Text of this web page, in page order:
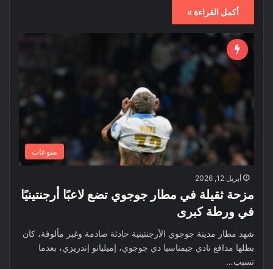
أكمل القراءة »
منوعات
أبريل 12, 2026
مزحة ثقيلة في مطار جوجوي تضع لاعبًا أرجنتينيًا
في ورطة كبرى
شهد مطار مدينة جوجوي الأرجنتينية حادثة صادمة وغير مألوفة، كان
بطلها مدافع نادي جيمناسيا دي جوجوي، إميليانو إندريزي، بعدما
تسبب…